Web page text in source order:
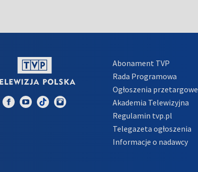
Abonament TVP
Rada Programowa
Ogłoszenia przetargowe
Akademia Telewizyjna
Regulamin tvp.pl
Telegazeta ogłoszenia
Informacje o nadawcy